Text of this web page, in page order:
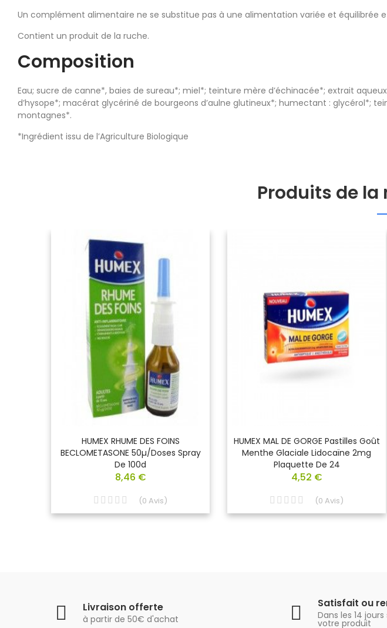
Un complément alimentaire ne se substitue pas à une alimentation variée et équilibrée
Contient un produit de la ruche.
Composition
Eau; sucre de canne*, baies de sureau*; miel*; teinture mère d’échinacée*; extrait
d’hysope*; macérat glycériné de bourgeons d’aulne glutineux*; humectant : glycérol*;
montagnes*.
*Ingrédient issu de l’Agriculture Biologique
Produits de
HUMEX RHUME DES FOINS
BECLOMETASONE 50µ/doses Spray
De 100d
8,46 €
(0 Avis)
HUMEX MAL DE GORGE Pastilles Goût
Menthe Glaciale Lidocaïne 2mg
Plaquette De 24
4,52 €
(0 Avis)
Livraison offerte
à partir de 50€ d'achat
Satisfait ou
Dans les 14
votre produit